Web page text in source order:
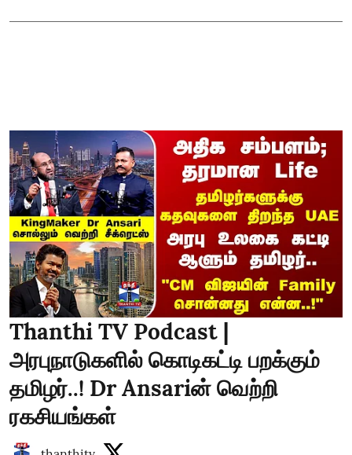
Thanthi TV Podcast |
அரபுநாடுகளில் கொடிகட்டி பறக்கும்
தமிழர்..! Dr Ansariன் வெற்றி
ரகசியங்கள்